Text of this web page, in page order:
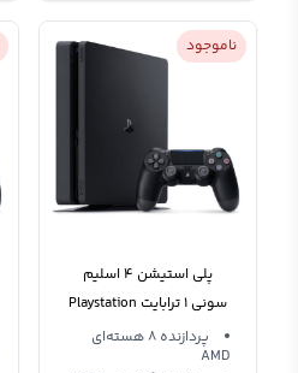
ناموجود
پلی استیشن 4 اسلیم
سونی 1 ترابایت Playstation
4 Slim Region 3
پردازنده 8 هسته‌ای
AMD‌